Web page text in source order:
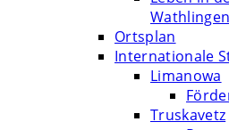
Wathlingen
Ortsplan
Internationale
Limanowa
Truskavetz